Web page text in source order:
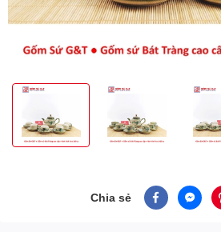
Chia sẻ